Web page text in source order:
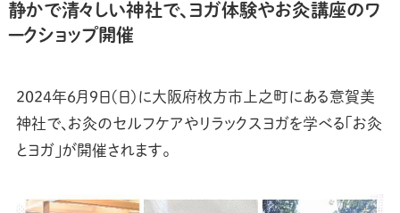
静かで清々しい神社で、ヨガ体験やお灸講座のワ
ークショップ開催
2024年6月9日(日)に大阪府枚方市上之町にある意賀美
神社で、お灸のセルフケアやリラックスヨガを学べる「お灸
とヨガ」が開催されます。